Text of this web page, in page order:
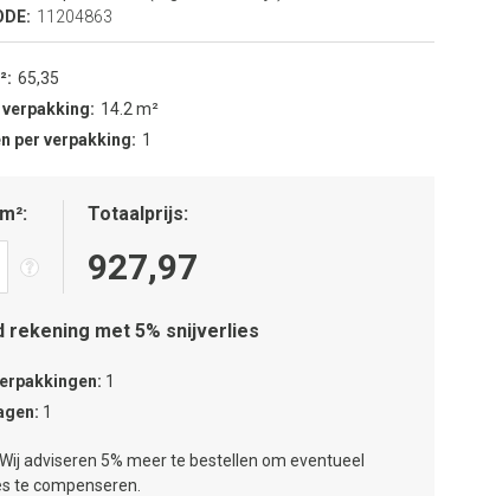
11204863
65,35
verpakking
14.2 m²
per verpakking
1
Totaalprijs
927,97
rekening met 5% snijverlies
1
1
Wij adviseren 5% meer te bestellen om eventueel
te compenseren.